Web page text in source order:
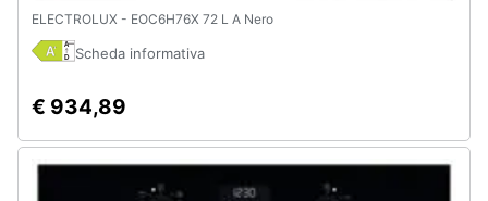
ELECTROLUX - EOC6H76X 72 L A Nero
Scheda informativa
€ 934,89